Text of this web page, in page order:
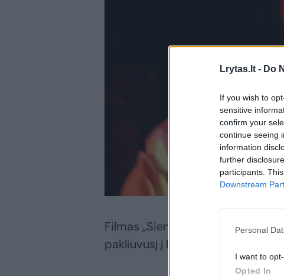
Lrytas.lt - Do
If you wish to
sensitive
confirm your
continue seeing
information
further
participants.
Downstream
Personal
I want to
Opted In
Filmas „Siena“ – psichologinis
pakliuvusį į kontrabandininkų